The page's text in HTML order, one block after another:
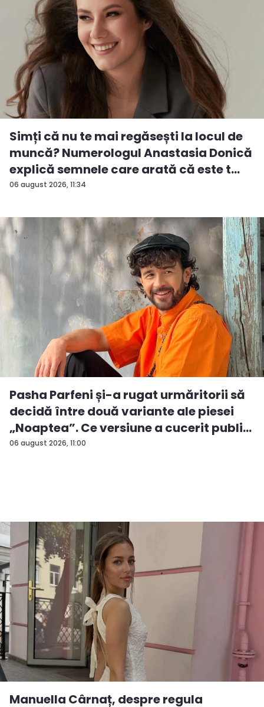
06 august 2026, 11:34
Simți că nu te mai regăsești la locul de
muncă? Numerologul Anastasia Donică
explică semnele care arată că este t...
06 august 2026, 11:00
Pasha Parfeni și-a rugat urmăritorii să
decidă între două variante ale piesei
„Noaptea”. Ce versiune a cucerit publi...
Manuella Cârnaț, despre regula